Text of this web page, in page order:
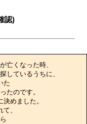
認)
亡くなった時、
しているうちに、
た
たのです。
めました。
、